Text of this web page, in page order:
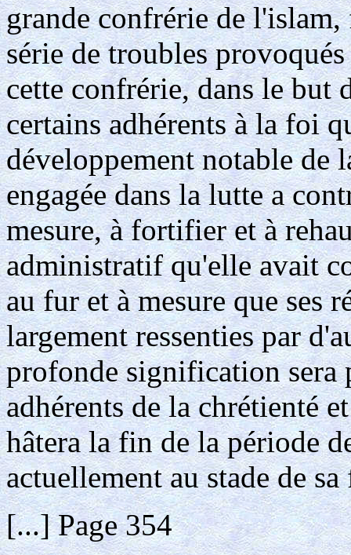
grande confrérie de
série de troubles
cette confrérie, dans le but
certains adhérents à la foi
développement notable de
engagée dans la lutte a
mesure, à fortifier et à
administratif qu'elle avait
au fur et à mesure que ses
largement ressenties par
profonde signification sera
adhérents de la chrétienté
hâtera la fin de la période
actuellement au stade de
[...] Page 354